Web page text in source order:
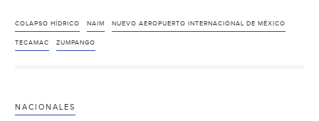
México:
COLAPSO HÍDRICO NAIM NUEVO AEROPUERTO INTERNACIÓNAL DE MÉXICO
TECAMAC ZUMPANGO
NACIONALES